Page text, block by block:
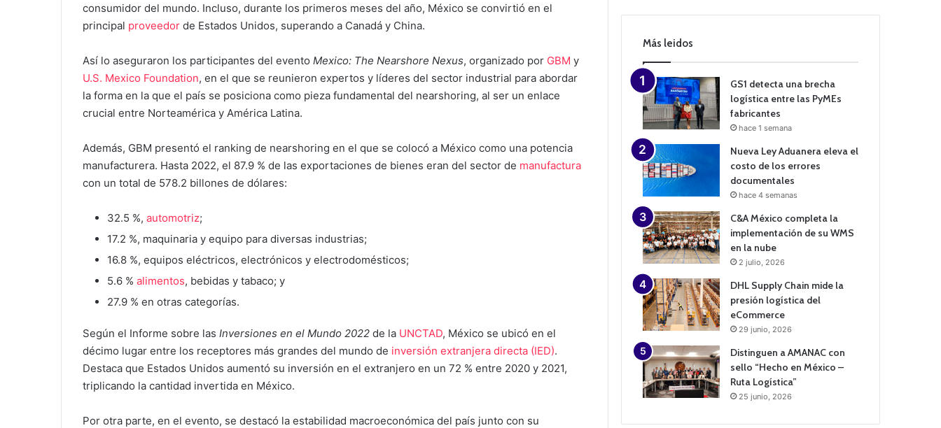
consumidor del mundo. Incluso, durante los primeros meses del año, México se convirtió en el
principal proveedor de Estados Unidos, superando a Canadá y China.
Así lo aseguraron los participantes del evento Mexico: The Nearshore Nexus, organizado por GBM y
U.S. Mexico Foundation, en el que se reunieron expertos y líderes del sector industrial para abordar
la forma en la que el país se posiciona como pieza fundamental del nearshoring, al ser un enlace
crucial entre Norteamérica y América Latina.
Además, GBM presentó el ranking de nearshoring en el que se colocó a México como una potencia
manufacturera. Hasta 2022, el 87.9 % de las exportaciones de bienes eran del sector de manufactura
con un total de 578.2 billones de dólares:
32.5 %, automotriz;
17.2 %, maquinaria y equipo para diversas industrias;
16.8 %, equipos eléctricos, electrónicos y electrodomésticos;
5.6 % alimentos, bebidas y tabaco; y
27.9 % en otras categorías.
Según el Informe sobre las Inversiones en el Mundo 2022 de la UNCTAD, México se ubicó en el
décimo lugar entre los receptores más grandes del mundo de inversión extranjera directa (IED).
Destaca que Estados Unidos aumentó su inversión en el extranjero en un 72 % entre 2020 y 2021,
triplicando la cantidad invertida en México.
Por otra parte, en el evento, se destacó la estabilidad macroeconómica del país junto con su
i
n
Más leidos
GS1 detecta una brecha
logística entre las PyMEs
fabricantes
hace 1 semana
Nueva Ley Aduanera eleva el
costo de los errores
documentales
hace 4 semanas
C&A México completa la
implementación de su WMS
en la nube
2 julio, 2026
DHL Supply Chain mide la
presión logística del
eCommerce
29 junio, 2026
Distinguen a AMANAC con
sello “Hecho en México –
Ruta Logística”
25 junio, 2026